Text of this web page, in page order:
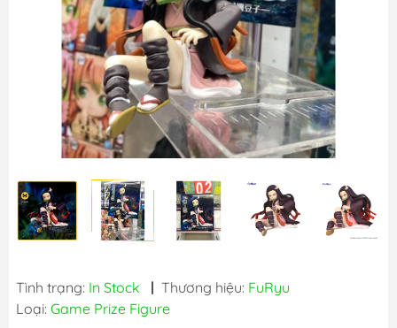
Tình trạng: In Stock | Thương hiệu: FuRyu
Loại: Game Prize Figure